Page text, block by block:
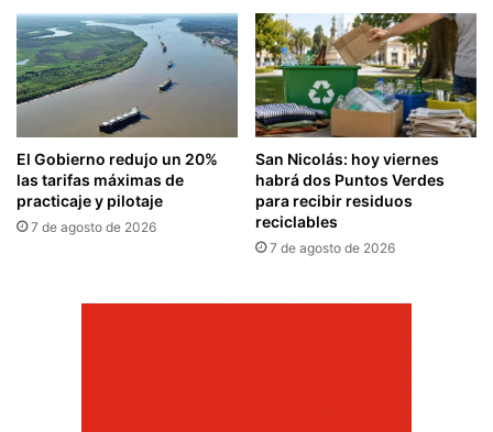
El Gobierno redujo un 20%
las tarifas máximas de
practicaje y pilotaje
7 de agosto de 2026
San Nicolás: hoy viernes
habrá dos Puntos Verdes
para recibir residuos
reciclables
7 de agosto de 2026